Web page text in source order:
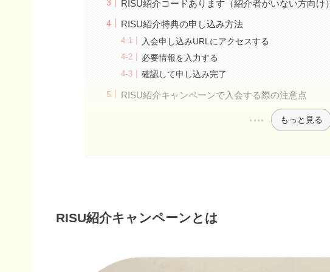
RISU紹介コードあります（紹介者がいない方向け）
RISU紹介特典の申し込み方法
入会申し込みURLにアクセスする
必要情報を入力する
確認して申し込み完了
RISU紹介キャンペーンで入会する際の注意点
もっと見る
RISU紹介キャンペーンとは